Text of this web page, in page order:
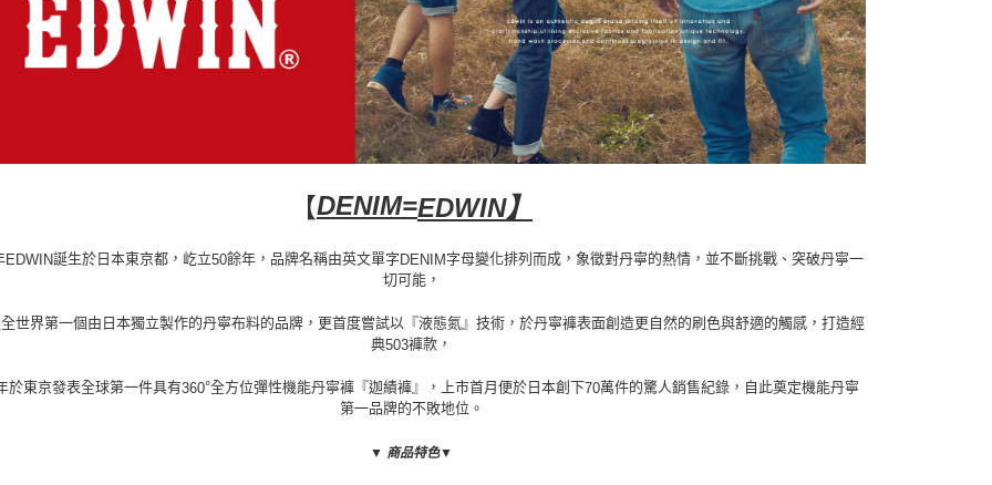
【DENIM=EDWIN】
EDWIN誕生於日本東京都，屹立50餘年，品牌名稱由英文單字 DENIM 字母變化排列而成，象徵對丹寧的熱情，並不斷挑戰、突破丹寧一
切可能，
世界第一個由日本獨立製作的丹寧布料的品牌，更首度嘗試以『液態氮』技術，於丹寧褲表面創造更自然的刷色與舒適的觸感，打造經
典503褲款，
於東京發表全球第一件具有360°全方位彈性機能丹寧褲『迦績褲』，上市首月便於日本創下70萬件的驚人銷售紀錄，自此奠定機能丹寧
第一品牌的不敗地位。
▼ 商品特色▼